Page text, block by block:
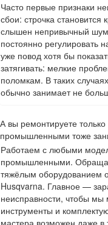
Часто первые признаки
сбои: строчка
слышен непривычный шум
постоянно регулировать
уже повод хотя бы
затягивать: мелкие
поломкам. В таких
обычно занимает не
А вы ремонтируете
промышленными тоже
Работаем с любыми
промышленными.
тяжёлым оборудованием
Husqvarna. Главное —
неисправности, чтобы мы
инструменты и